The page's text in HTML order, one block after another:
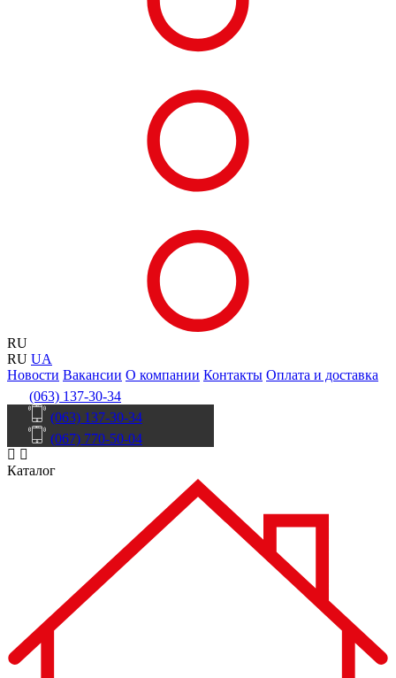
RU
RU UA
Новости Вакансии О компании Контакты Оплата и доставка
(063) 137-30-34
(063) 137-30-34
(067) 770-50-04
Каталог